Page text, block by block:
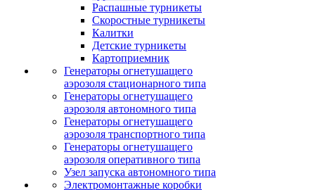
Распашные турникеты
Скоростные турникеты
Калитки
Детские турникеты
Картоприемник
Генераторы огнетушащего
аэрозоля стационарного типа
Генераторы огнетушащего
аэрозоля автономного типа
Генераторы огнетушащего
аэрозоля транспортного типа
Генераторы огнетушащего
аэрозоля оперативного типа
Узел запуска автономного типа
Электромонтажные коробки